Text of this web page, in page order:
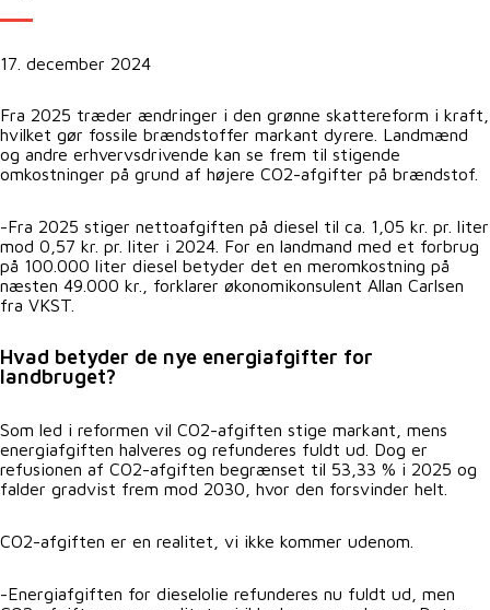
17. december 2024
Fra 2025 træder ændringer i den grønne skattereform i kraft,
hvilket gør fossile brændstoffer markant dyrere. Landmænd
og andre erhvervsdrivende kan se frem til stigende
omkostninger på grund af højere CO2-afgifter på brændstof.
-Fra 2025 stiger nettoafgiften på diesel til ca. 1,05 kr. pr. liter
mod 0,57 kr. pr. liter i 2024. For en landmand med et forbrug
på 100.000 liter diesel betyder det en meromkostning på
næsten 49.000 kr., forklarer økonomikonsulent Allan Carlsen
fra VKST.
Hvad betyder de nye energiafgifter for
landbruget?
Som led i reformen vil CO2-afgiften stige markant, mens
energiafgiften halveres og refunderes fuldt ud. Dog er
refusionen af CO2-afgiften begrænset til 53,33 % i 2025 og
falder gradvist frem mod 2030, hvor den forsvinder helt.
CO2-afgiften er en realitet, vi ikke kommer udenom.
-Energiafgiften for dieselolie refunderes nu fuldt ud, men